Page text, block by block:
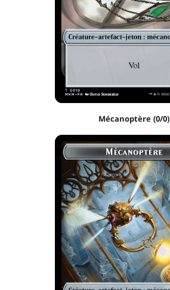
Mécanoptère (0/0)